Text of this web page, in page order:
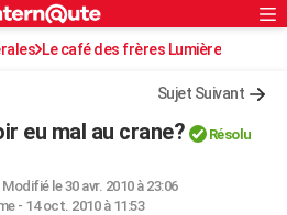
Rechercher
S'inscrireLe café des frères Lumière
Sujet Suivant
eu mal au crane? Résolu
Modifié le 30 avr. 2010 à 23:06
- 14 oct. 2010 à 11:53